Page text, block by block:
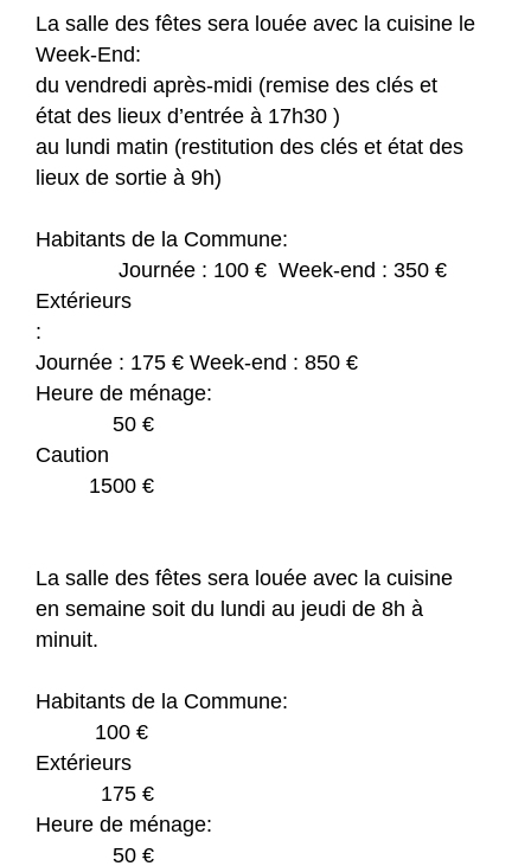
La salle des fêtes sera louée avec la cuisine le
Week-End:
du vendredi après-midi (remise des clés et
état des lieux d’entrée à 17h30 )
au lundi matin (restitution des clés et état des
lieux de sortie à 9h)
Habitants de la Commune:
Journée : 100 € Week-end : 350 €
Extérieurs
:
Journée : 175 € Week-end : 850 €
Heure de ménage:
50 €
Caution
1500 €
La salle des fêtes sera louée avec la cuisine
en semaine soit du lundi au jeudi de 8h à
minuit.
Habitants de la Commune:
100 €
Extérieurs
175 €
Heure de ménage:
50 €